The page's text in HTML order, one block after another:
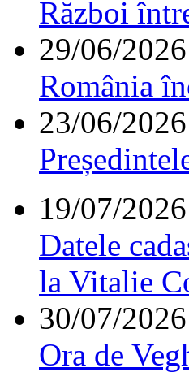
Război
29/06/
România
23/06/
19/07/
Datele
la Vitalie
30/07/
Ora de